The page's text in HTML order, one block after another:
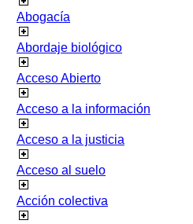
Abogacía
Abordaje biológico
Acceso Abierto
Acceso a la información
Acceso a la justicia
Acceso al suelo
Acción colectiva